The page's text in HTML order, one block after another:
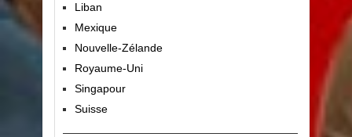
Liban
Mexique
Nouvelle-Zélande
Royaume-Uni
Singapour
Suisse